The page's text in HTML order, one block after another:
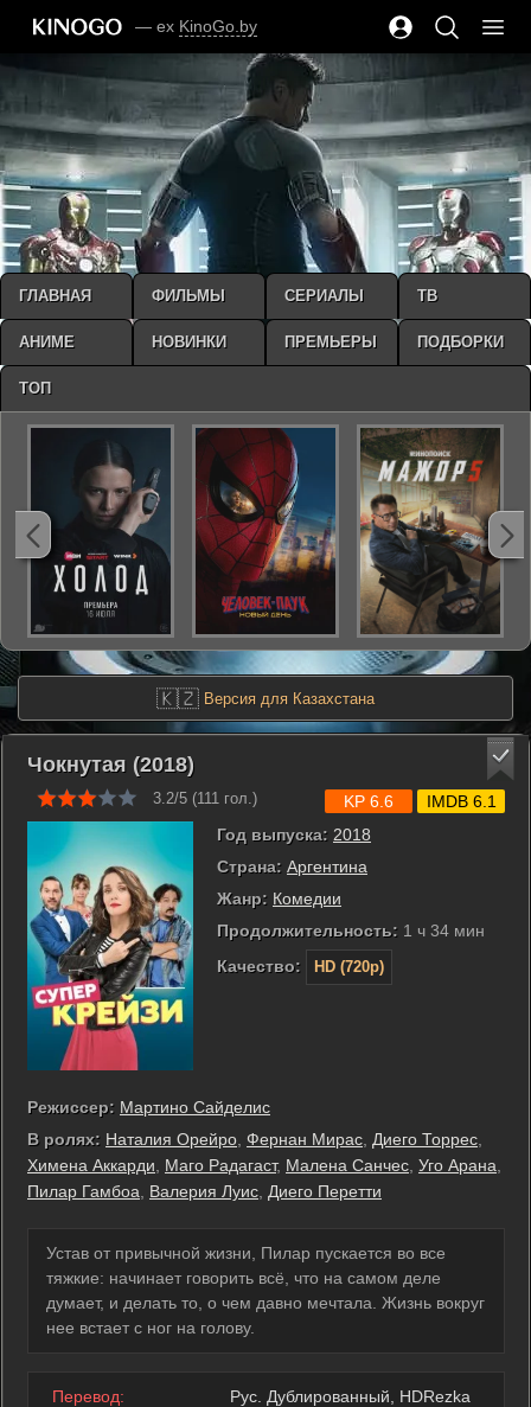
— ex KinoGo.by
🇰🇿 Версия для Казахстана
Чокнутая (2018)
3.2/5 (111 гол.)
Год выпуска: 2018
Страна: Аргентина
Жанр: Комедии
Продолжительность: 1 ч 34 мин
Качество:
HD (720p)
KP 6.6 IMDB 6.1
Режиссер: Мартино Сайделис
В ролях: Наталия Орейро Фернан Мирас Диего Торрес
Химена Аккарди
Маго Радагаст, Малена Санчес Уго Арана
Пилар Гамбоа
Валерия Луис Диего Перетти
Устав от привычной жизни, Пилар пускается во все
тяжкие: начинает говорить всё, что на самом деле
думает, и делать то, о чем давно мечтала. Жизнь вокруг
нее встает с ног на голову.
Перевод:
Рус. Дублированный, HDRezka
ГЛАВНАЯ ФИЛЬМЫ СЕРИАЛЫ ТВ
АНИМЕ НОВИНКИ ПРЕМЬЕРЫ ПОДБОРКИ
ТОП